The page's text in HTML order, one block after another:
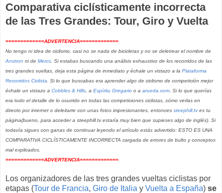
Comparativa ciclísticamente incorrecta
de las Tres Grandes: Tour, Giro y Vuelta
=============ADVERTENCIA=============
No tengo ni idea de ciclismo, casi no se nada de bicicletas y no se deletrear el nombre de
Anstron ni de Mercs . Si estabas buscando una análisis exhaustivo de los recorridos de las
tres grandes vueltas, deja esta página de inmediato y échale un vistazo a la Plataforma
Recorridos Ciclista . Si lo que buscabas era aprender algo de ciclismo de competición mejor
échale un vistazo a Cobbles & Hills , a Espíritu Gregario o a arueda.com . Si lo que querías
era todo el detalle de lo ocurrido en todas las competiciones ciclistas, cómo verlas en
directo por internet o deleitarte con unas fotos impresionantes, entonces steephill.tves tu
página(bueno, para acceder a steephill.tv estaría muy bien que supieses algo de inglés). Si
todavía sigues con ganas de continuar leyendo el artículo estás advertido: ESTO ES UNA
COMPARATIVA CICLÍSTICAMENTE INCORRECTA cargada de errores de bulto y conceptos
mal explicados.
=============ADVERTENCIA=============
Los organizadores de las tres grandes vueltas ciclistas por
etapas (Tour de Francia, Giro de Italia y Vuelta a España) se